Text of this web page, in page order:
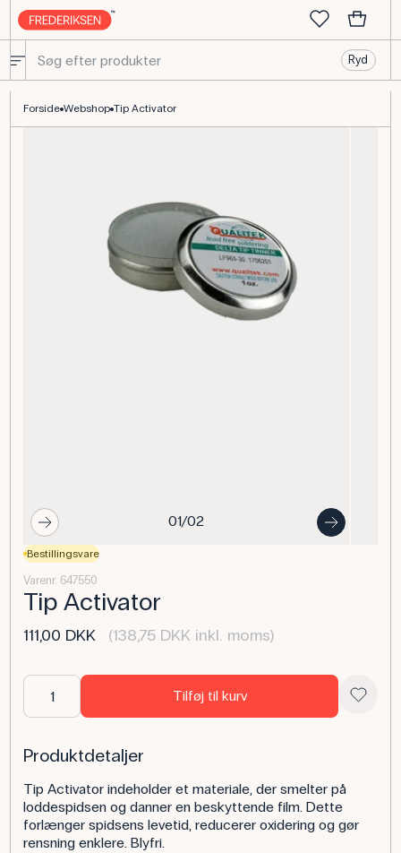
Ryd
Forside Webshop Tip Activator
01/02
Bestillingsvare
Varenr. 647550
Tip Activator
111,00 DKK (138,75 DKK inkl. moms)
Tilføj til kurv
Produktdetaljer
Tip Activator indeholder et materiale, der smelter på
loddespidsen og danner en beskyttende film. Dette
forlænger spidsens levetid, reducerer oxidering og gør
rensning enklere. Blyfri.